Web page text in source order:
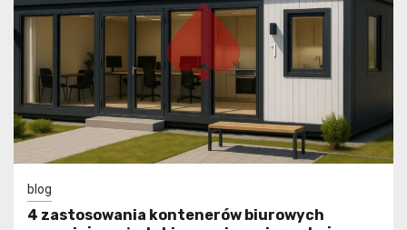
blog
4 zastosowania kontenerów biurowych